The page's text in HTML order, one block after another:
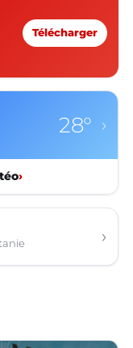
Télécharger
28° ›
›
›